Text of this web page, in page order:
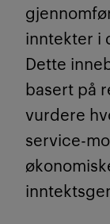
inntekter i
Dette
basert på
vurdere
service-